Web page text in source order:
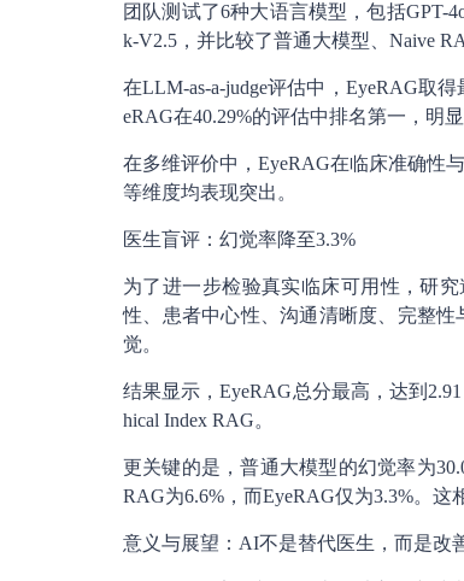
团队测试了6种大语言模型，包括GPT-
k-V2.5，并比较了普通大模型、Naive
在LLM-as-a-judge评估中，EyeRAG取
eRAG在40.29%的评估中排名第一，明
在多维评价中，EyeRAG在临床准确性
等维度均表现突出。
医生盲评：幻觉率降至3.3%
为了进一步检验真实临床可用性，研
性、患者中心性、沟通清晰度、完整
觉。
结果显示，EyeRAG总分最高，达到
hical Index RAG。
更关键的是，普通大模型的幻觉率为
RAG为6.6%，而EyeRAG仅为3.3%。
意义与展望：AI不是替代医生，而是改